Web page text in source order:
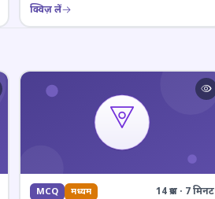
क्विज़ लें
MCQ मध्यम 14 प्रश्न · 7 मिनट